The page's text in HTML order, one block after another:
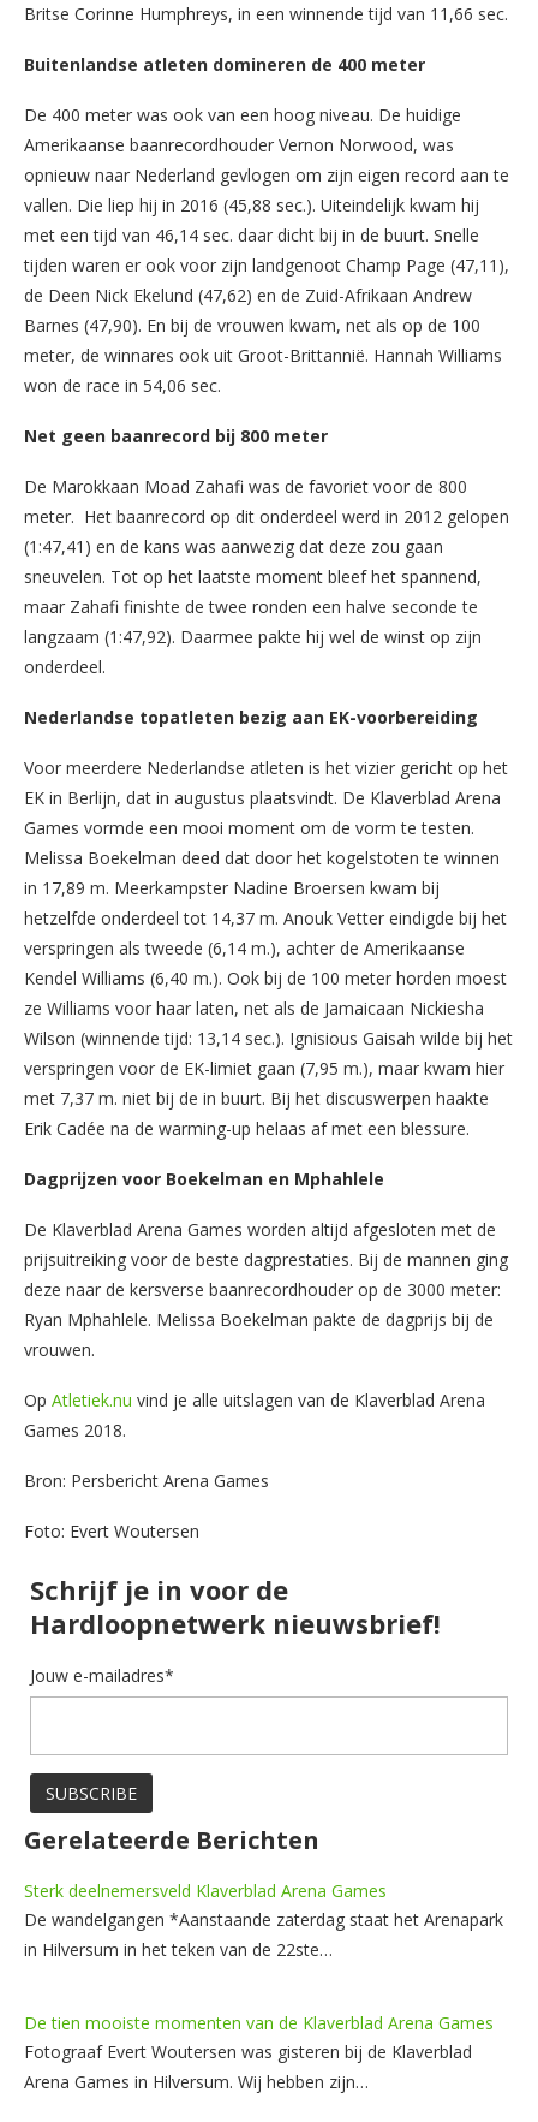
Britse Corinne Humphreys, in een winnende tijd van 11,66 sec.
Buitenlandse atleten domineren de 400 meter
De 400 meter was ook van een hoog niveau. De huidige
Amerikaanse baanrecordhouder Vernon Norwood, was
opnieuw naar Nederland gevlogen om zijn eigen record aan te
vallen. Die liep hij in 2016 (45,88 sec.). Uiteindelijk kwam hij
met een tijd van 46,14 sec. daar dicht bij in de buurt. Snelle
tijden waren er ook voor zijn landgenoot Champ Page (47,11),
de Deen Nick Ekelund (47,62) en de Zuid-Afrikaan Andrew
Barnes (47,90). En bij de vrouwen kwam, net als op de 100
meter, de winnares ook uit Groot-Brittannië. Hannah Williams
won de race in 54,06 sec.
Net geen baanrecord bij 800 meter
De Marokkaan Moad Zahafi was de favoriet voor de 800
meter. Het baanrecord op dit onderdeel werd in 2012 gelopen
(1:47,41) en de kans was aanwezig dat deze zou gaan
sneuvelen. Tot op het laatste moment bleef het spannend,
maar Zahafi finishte de twee ronden een halve seconde te
langzaam (1:47,92). Daarmee pakte hij wel de winst op zijn
onderdeel.
Nederlandse topatleten bezig aan EK-voorbereiding
Voor meerdere Nederlandse atleten is het vizier gericht op het
EK in Berlijn, dat in augustus plaatsvindt. De Klaverblad Arena
Games vormde een mooi moment om de vorm te testen.
Melissa Boekelman deed dat door het kogelstoten te winnen
in 17,89 m. Meerkampster Nadine Broersen kwam bij
hetzelfde onderdeel tot 14,37 m. Anouk Vetter eindigde bij het
verspringen als tweede (6,14 m.), achter de Amerikaanse
Kendel Williams (6,40 m.). Ook bij de 100 meter horden moest
ze Williams voor haar laten, net als de Jamaicaan Nickiesha
Wilson (winnende tijd: 13,14 sec.). Ignisious Gaisah wilde bij het
verspringen voor de EK-limiet gaan (7,95 m.), maar kwam hier
met 7,37 m. niet bij de in buurt. Bij het discuswerpen haakte
Erik Cadée na de warming-up helaas af met een blessure.
Dagprijzen voor Boekelman en Mphahlele
De Klaverblad Arena Games worden altijd afgesloten met de
prijsuitreiking voor de beste dagprestaties. Bij de mannen ging
deze naar de kersverse baanrecordhouder op de 3000 meter:
Ryan Mphahlele. Melissa Boekelman pakte de dagprijs bij de
vrouwen.
Op Atletiek.nu vind je alle uitslagen van de Klaverblad Arena
Games 2018.
Bron: Persbericht Arena Games
Foto: Evert Woutersen
Schrijf je in voor de
Hardloopnetwerk nieuwsbrief!
Jouw e-mailadres*
Gerelateerde Berichten
Sterk deelnemersveld Klaverblad Arena Games
De wandelgangen *Aanstaande zaterdag staat het Arenapark
in Hilversum in het teken van de 22ste…
De tien mooiste momenten van de Klaverblad Arena Games
Fotograaf Evert Woutersen was gisteren bij de Klaverblad
Arena Games in Hilversum. Wij hebben zijn…